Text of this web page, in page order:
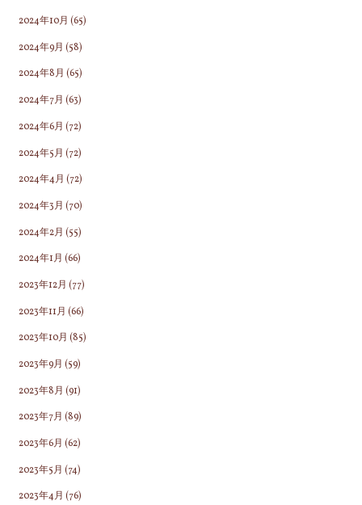
2024年10月 (65)
2024年9月 (58)
2024年8月 (65)
2024年7月 (63)
2024年6月 (72)
2024年5月 (72)
2024年4月 (72)
2024年3月 (70)
2024年2月 (55)
2024年1月 (66)
2023年12月 (77)
2023年11月 (66)
2023年10月 (85)
2023年9月 (59)
2023年8月 (91)
2023年7月 (89)
2023年6月 (62)
2023年5月 (74)
2023年4月 (76)